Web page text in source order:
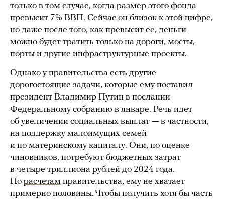
только в том случае, когда размер этого фонда
превысит 7% ВВП. Сейчас он близок к этой цифре,
но даже после того, как превысит ее, деньги
можно будет тратить только на дороги, мосты,
порты и другие инфраструктурные проекты.
Однако у правительства есть другие
дорогостоящие задачи, которые ему поставил
президент Владимир Путин в послании
Федеральному собранию в январе. Речь идет
об увеличении социальных выплат — в частности,
на поддержку малоимущих семей
и по материнскому капиталу. Они, по оценке
чиновников, потребуют бюджетных затрат
в четыре триллиона рублей до 2024 года.
По расчетам правительства, ему не хватает
примерно половины. Чтобы получить хотя бы часть